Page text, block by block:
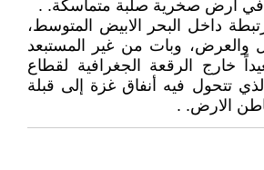
في أرض صخرية صلبة متماسكة. .
داخل البحر الابيض المتوسط،
والعرض، وبات من غير المستبعد
خارج الرقعة الجغرافية لقطاع
تتحول فيه أنفاق غزة إلى قبلة
الارض. .